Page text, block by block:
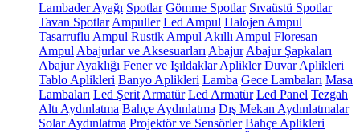
Lambader Ayağı Spotlar Gömme Spotlar Sıvaüstü Spotlar
Tavan Spotlar Ampuller Led Ampul Halojen Ampul
Tasarruflu Ampul Rustik Ampul Akıllı Ampul Floresan
Ampul Abajurlar ve Aksesuarları Abajur Abajur Şapkaları
Abajur Ayaklığı Fener ve Işıldaklar Aplikler Duvar Aplikleri
Tablo Aplikleri Banyo Aplikleri Lamba Gece Lambaları Masa
Lambaları Led Şerit Armatür Led Armatür Led Panel Tezgah
Altı Aydınlatma Bahçe Aydınlatma Dış Mekan Aydınlatmalar
Solar Aydınlatma Projektör ve Sensörler Bahçe Aplikleri